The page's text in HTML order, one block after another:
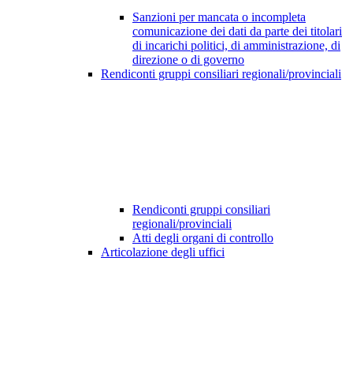
Sanzioni per mancata o incompleta
comunicazione dei dati da parte dei titolari
di incarichi politici, di amministrazione, di
direzione o di governo
Rendiconti gruppi consiliari regionali/provinciali
Rendiconti gruppi consiliari
regionali/provinciali
Atti degli organi di controllo
Articolazione degli uffici